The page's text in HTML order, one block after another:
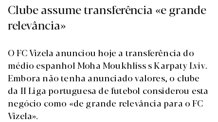
Clube assume transferência «e grande
relevância»
O FC Vizela anunciou hoje a transferência do
médio espanhol Moha Moukhliss s Karpaty Lviv.
Embora não tenha anunciado valores, o clube
da II Liga portuguesa de futebol considerou esta
negócio como «de grande relevância para o FC
Vizela».